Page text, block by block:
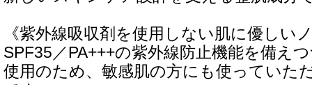
《紫外線吸収剤を使用しない肌に優しい
SPF35／PA+++の紫外線防止機能を備え
使用のため、敏感肌の方にも使っていた